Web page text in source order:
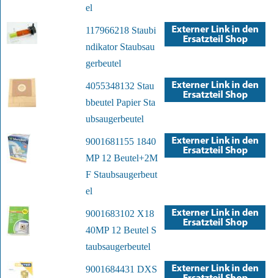
el
117966218 Staubi
ndikator Staubsau
gerbeutel
4055348132 Stau
bbeutel Papier Sta
ubsaugerbeutel
9001681155 1840
MP 12 Beutel+2M
F Staubsaugerbeut
el
9001683102 X18
40MP 12 Beutel S
taubsaugerbeutel
9001684431 DXS